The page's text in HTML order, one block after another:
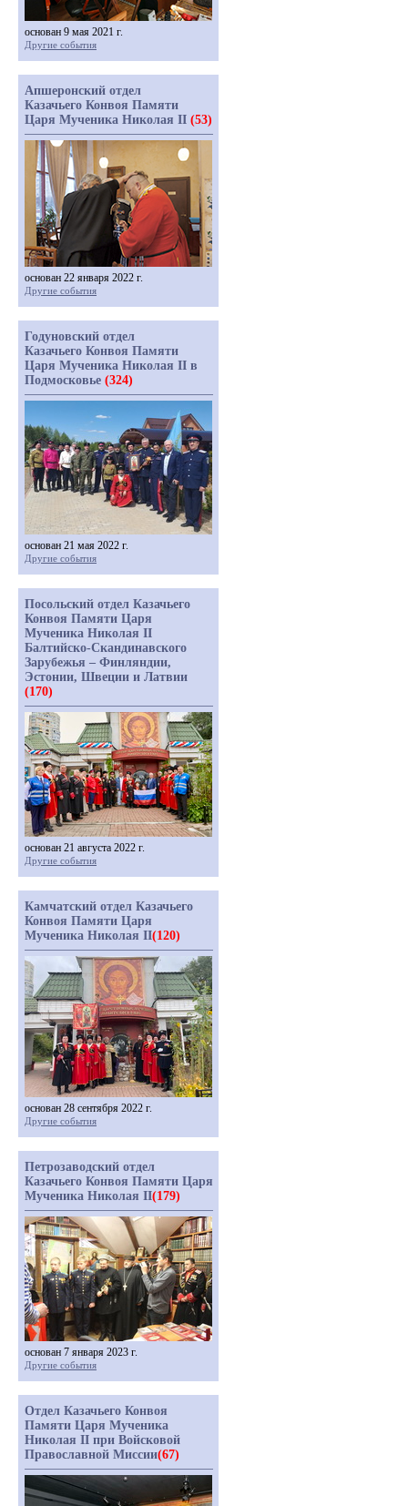
основан 9 мая 2021 г.
Другие события
Апшеронский отдел
Казачьего Конвоя Памяти
Царя Мученика Николая II (53)
основан 22 января 2022 г.
Другие события
Годуновский отдел
Казачьего Конвоя Памяти
Царя Мученика Николая II в
Подмосковье (324)
основан 21 мая 2022 г.
Другие события
Посольский отдел Казачьего
Конвоя Памяти Царя
Мученика Николая II
Балтийско-Скандинавского
Зарубежья – Финляндии,
Эстонии, Швеции и Латвии
(170)
основан 21 августа 2022 г.
Другие события
Камчатский отдел Казачьего
Конвоя Памяти Царя
Мученика Николая II(120)
основан 28 сентября 2022 г.
Другие события
Петрозаводский отдел
Казачьего Конвоя Памяти Царя
Мученика Николая II(179)
основан 7 января 2023 г.
Другие события
Отдел Казачьего Конвоя
Памяти Царя Мученика
Николая II при Войсковой
Православной Миссии(67)